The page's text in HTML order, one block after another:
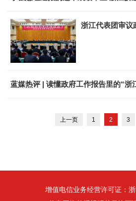
浙江代表团审议
蓝媒热评 | 读懂政府工作报告里的“浙
上一页 1 2 3
增值电信业务经营许可证：